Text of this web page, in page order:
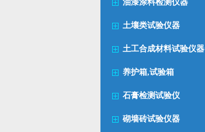
油漆涂料检测仪器
土壤类试验仪器
土工合成材料试验仪器
养护箱,试验箱
石膏检测试验仪
砌墙砖试验仪器